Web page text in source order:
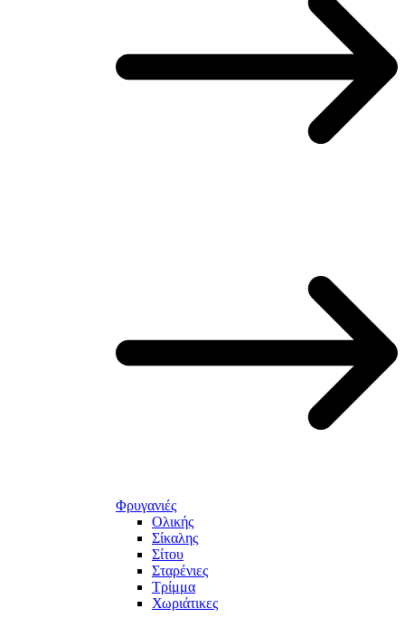
Φρυγανιές
Ολικής
Σίκαλης
Σίτου
Σταρένιες
Τρίμμα
Χωριάτικες